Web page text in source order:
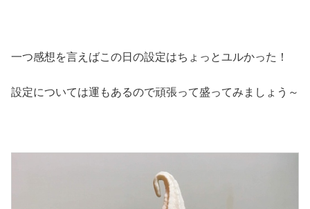
一つ感想を言えばこの日の設定はちょっとユルかった！
設定については運もあるので頑張って盛ってみましょう～